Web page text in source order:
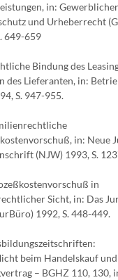
in: Gewerblicher
und Urheberrecht
649-659
Bindung des
des Lieferanten, in:
S. 947-955.
in: Neue
(NJW) 1993, S.
in
Sicht, in: Das
1992, S. 448-449.
beim Handelskauf und
– BGHZ 110, 130,